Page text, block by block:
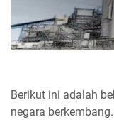
Berikut ini adalah
negara